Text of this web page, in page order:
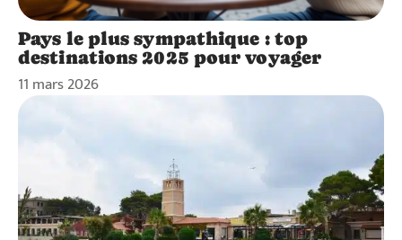
Pays le plus sympathique : top
destinations 2025 pour voyager
11 mars 2026